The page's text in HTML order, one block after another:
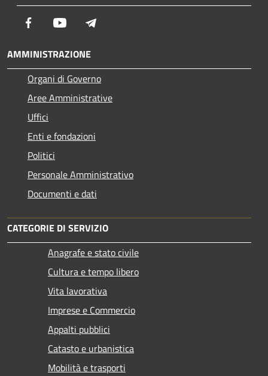
Facebook Youtube
AMMINISTRAZIONE
Organi di Governo
Aree Amministrative
Uffici
Enti e fondazioni
Politici
Personale Amministrativo
Documenti e dati
CATEGORIE DI SERVIZIO
Anagrafe e stato civile
Cultura e tempo libero
Vita lavorativa
Imprese e Commercio
Appalti pubblici
Catasto e urbanistica
Mobilità e trasporti